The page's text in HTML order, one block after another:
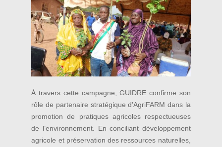
À travers cette campagne, GUIDRE confirme son
rôle de partenaire stratégique d’AgriFARM dans la
promotion de pratiques agricoles respectueuses
de l’environnement. En conciliant développement
agricole et préservation des ressources naturelles,